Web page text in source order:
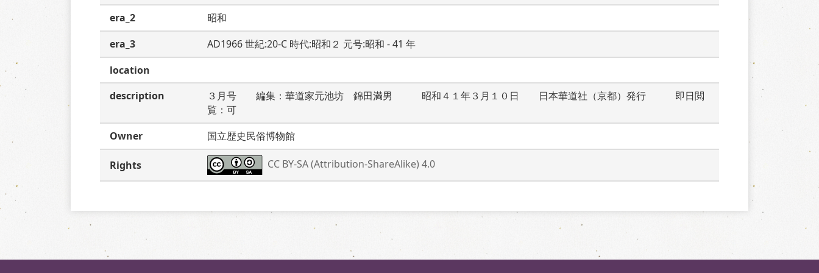
era_2
昭和
era_3
AD1966 世紀:20-C 時代:昭和２ 元号:昭和 - 41 年
location
description
３月号　　編集：華道家元池坊　錦田満男　　　昭和４１年３月１０日　　日本華道社（京都）発行　　　即日閲
覧：可
Owner
国立歴史民俗博物館
Rights CC BY-SA (Attribution-ShareAlike) 4.0